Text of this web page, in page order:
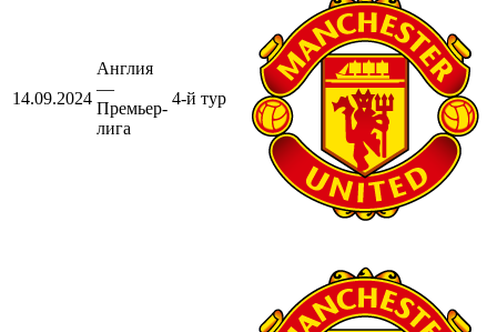
14.09.2024
Англия
—
Премьер-
лига
4-й тур